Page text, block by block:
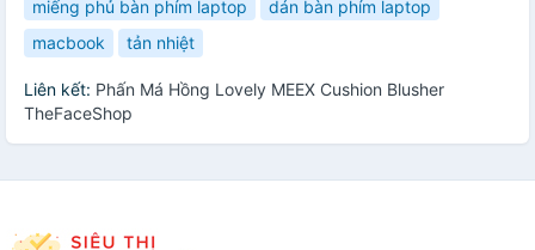
miếng phủ bàn phím laptop
dán bàn phím laptop
macbook
tản nhiệt
Liên kết: Phấn Má Hồng Lovely MEEX Cushion Blusher
TheFaceShop